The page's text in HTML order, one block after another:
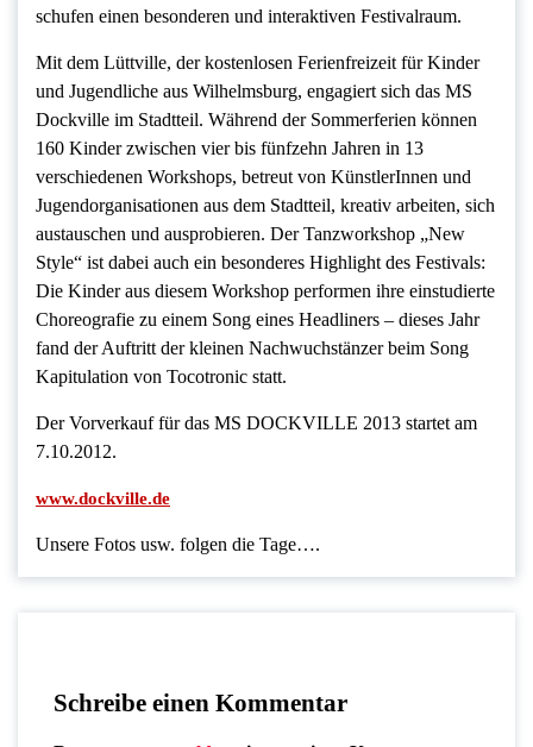
schufen einen besonderen und interaktiven Festivalraum.
Mit dem Lüttville, der kostenlosen Ferienfreizeit für Kinder
und Jugendliche aus Wilhelmsburg, engagiert sich das MS
Dockville im Stadtteil. Während der Sommerferien können
160 Kinder zwischen vier bis fünfzehn Jahren in 13
verschiedenen Workshops, betreut von KünstlerInnen und
Jugendorganisationen aus dem Stadtteil, kreativ arbeiten, sich
austauschen und ausprobieren. Der Tanzworkshop „New
Style“ ist dabei auch ein besonderes Highlight des Festivals:
Die Kinder aus diesem Workshop performen ihre einstudierte
Choreografie zu einem Song eines Headliners – dieses Jahr
fand der Auftritt der kleinen Nachwuchstänzer beim Song
Kapitulation von Tocotronic statt.
Der Vorverkauf für das MS DOCKVILLE 2013 startet am
7.10.2012.
www.dockville.de
Unsere Fotos usw. folgen die Tage….
Schreibe einen Kommentar